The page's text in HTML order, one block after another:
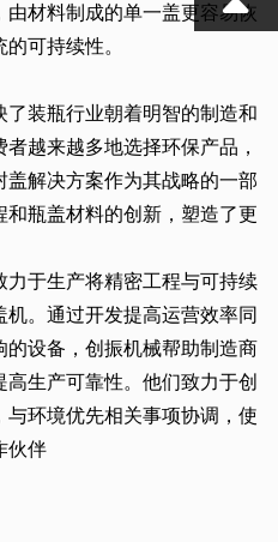
材料制成的单一盖更容易恢
可持续性。
装瓶行业朝着明智的制造和
越来越多地选择环保产品，
解决方案作为其战略的一部
瓶盖材料的创新，塑造了更
于生产将精密工程与可持续
。通过开发提高运营效率同
设备，创振机械帮助制造商
生产可靠性。他们致力于创
环境优先相关事项协调，使
伙伴